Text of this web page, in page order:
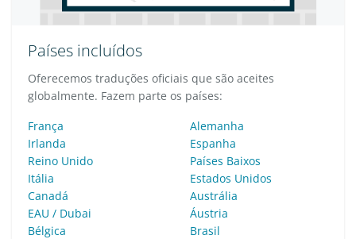
Países incluídos
Oferecemos traduções oficiais que são aceites
globalmente. Fazem parte os países:
França
Alemanha
Irlanda
Espanha
Reino Unido
Países Baixos
Itália
Estados Unidos
Canadá
Austrália
EAU / Dubai
Áustria
Bélgica
Brasil